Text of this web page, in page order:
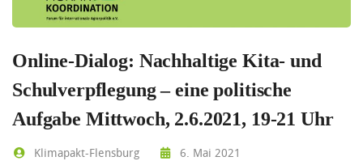
Online-Dialog: Nachhaltige Kita- und
Schulverpflegung – eine politische
Aufgabe Mittwoch, 2.6.2021, 19-21 Uhr
Klimapakt-Flensburg 6. Mai 2021